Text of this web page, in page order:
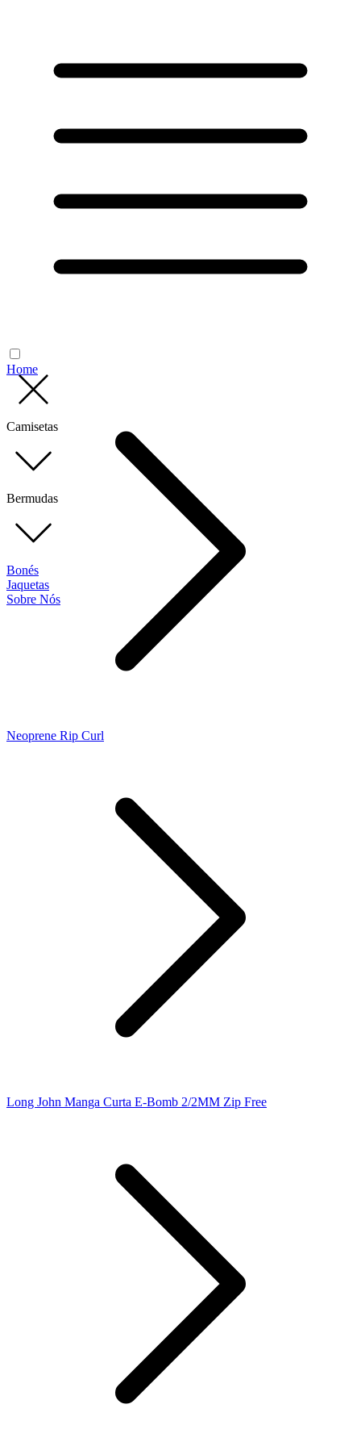
Camisetas
Bermudas
Bonés
Jaquetas
Sobre Nós
Home
Neoprene Rip Curl
Long John Manga Curta E-Bomb 2/2MM Zip Free